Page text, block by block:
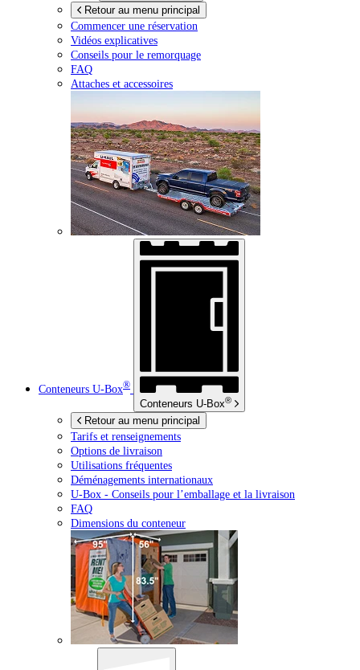
Retour au menu principal
Commencer une réservation
Vidéos explicatives
Conseils pour le remorquage
FAQ
Attaches et accessoires
Conteneurs U-Box®
Conteneurs U-Box®
Retour au menu principal
Tarifs et renseignements
Options de livraison
Utilisations fréquentes
Déménagements internationaux
U-Box - Conseils pour l’emballage et la livraison
FAQ
Dimensions du conteneur